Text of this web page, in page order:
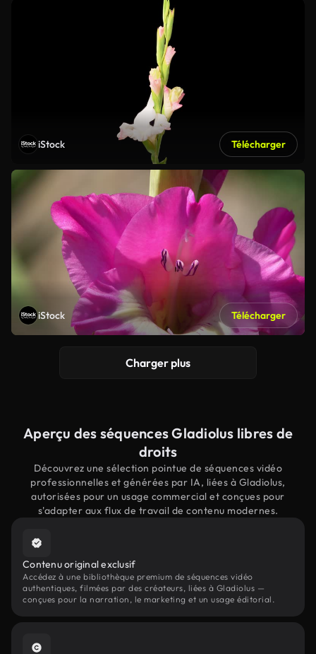
iStock Télécharger
iStock Télécharger
Charger plus
Aperçu des séquences Gladiolus libres de
droits
Découvrez une sélection pointue de séquences vidéo
professionnelles et générées par IA, liées à Gladiolus,
autorisées pour un usage commercial et conçues pour
s'adapter aux flux de travail de contenu modernes.
Contenu original exclusif
Accédez à une bibliothèque premium de séquences vidéo
authentiques, filmées par des créateurs, liées à Gladiolus —
conçues pour la narration, le marketing et un usage éditorial.